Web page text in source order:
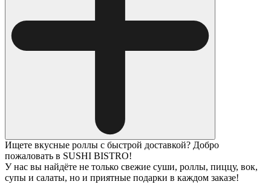
Ищете вкусные роллы с быстрой доставкой? Добро
пожаловать в SUSHI BISTRO!
У нас вы найдёте не только свежие суши, роллы, пиццу, вок,
супы и салаты, но и приятные подарки в каждом заказе!